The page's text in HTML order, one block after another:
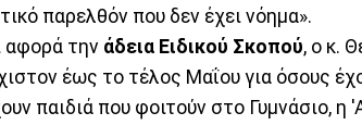
παρελθόν που δεν έχει νόημα».
αφορά την άδεια Ειδικού Σκοπού, ο κ.
έως το τέλος Μαΐου για όσους
παιδιά που φοιτούν στο Γυμνάσιο, η